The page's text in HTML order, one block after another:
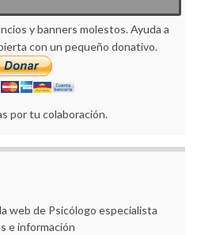
WEB ABIERTA
y banners molestos. Ayuda a
con un pequeño donativo.
por tu colaboración.
web de Psicólogo especialista
e información